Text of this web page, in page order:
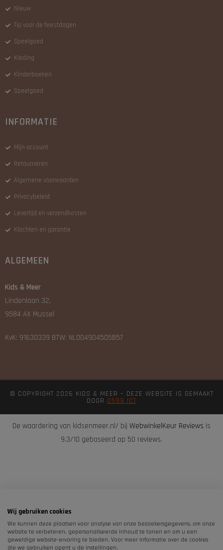
Nieuw
Tip voor de feestdagen
Speelgoed
Kleding
Kinderboeken
Speelgoed
INFORMATIE
Mijn account
Retourneren
Algemene voorwaarden
Privacybeleid
Levertijd en verzendkosten
Klachten en garantie
ALGEMEEN
Kids & Meer
Lindenlaan 32,
9584 AX Mussel
KvK: 91630339 BTW: NL004904505B57
© COPYRIGHT 2026 KIDS & MEER – DEZE WEBSITE IS GEMAAKT
DOOR 0599 ICT
De waardering van kidsenmeer.nl/ bij WebwinkelKeur Reviews is
9.3/10 gebaseerd op 50 reviews.
Wij gebruiken cookies
We kunnen deze plaatsen voor analyse van onze bezoekersgegevens, om onze
website te verbeteren, gepersonaliseerde inhoud te tonen en om u een
geweldige website-ervaring te bieden. Voor meer informatie over de cookies
die we gebruiken opent u de instellingen.